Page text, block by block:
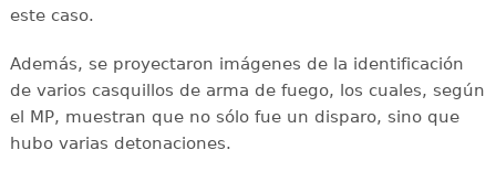
este caso.
Además, se proyectaron imágenes de la identificación
de varios casquillos de arma de fuego, los cuales, según
el MP, muestran que no sólo fue un disparo, sino que
hubo varias detonaciones.